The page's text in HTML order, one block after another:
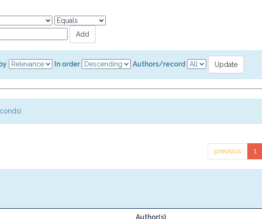
In order Authors/record
previous 1
Author(s)